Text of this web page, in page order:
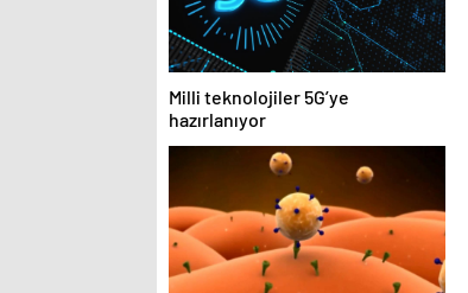
Milli teknolojiler 5G’ye
hazırlanıyor